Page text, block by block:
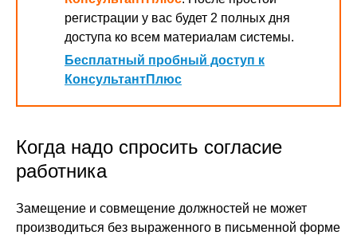
регистрации у вас будет 2 полных дня
доступа ко всем материалам системы.
Бесплатный пробный доступ к
КонсультантПлюс
Когда надо спросить согласие
работника
Замещение и совмещение должностей не может
производиться без выраженного в письменной форме